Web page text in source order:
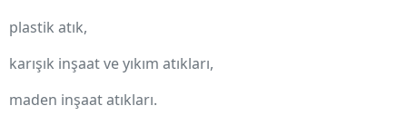
plastik atık,
karışık inşaat ve yıkım atıkları,
maden inşaat atıkları.